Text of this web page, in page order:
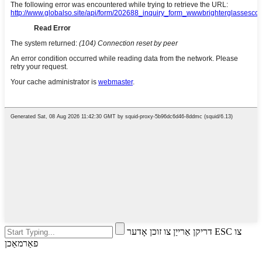
דריקן אַרייַן צו זוכן אָדער ESC צו
פאַרמאַכן